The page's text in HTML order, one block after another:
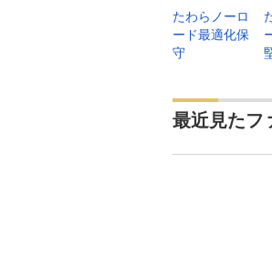
たわらノーロ
ード最適化保
守
最近見たフ